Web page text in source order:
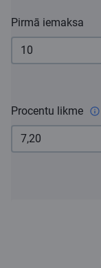
Pirmā iemaksa
Procentu likme